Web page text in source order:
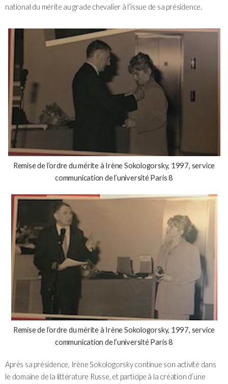
national du mérite au grade chevalier à l’issue de sa présidence.
Remise de l’ordre du mérite à Irène Sokologorsky, 1997, service
communication de l’université Paris 8
Remise de l’ordre du mérite à Irène Sokologorsky, 1997, service
communication de l’université Paris 8
Après sa présidence, Irène Sokologorsky continue son activité dans
le domaine de la littérature Russe, et participe à la création d’une